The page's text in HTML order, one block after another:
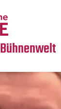
Bühnenwelt
Medientipps